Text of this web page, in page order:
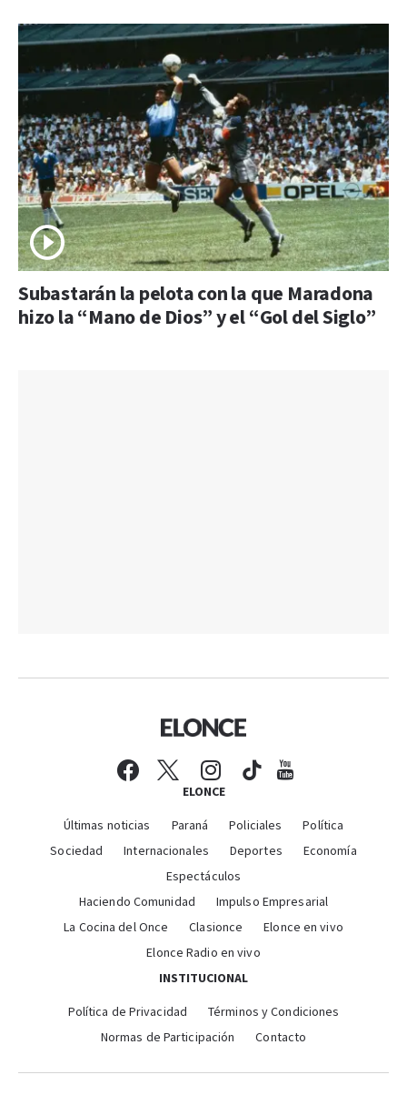
Subastarán la pelota con la que Maradona
hizo la “Mano de Dios” y el “Gol del Siglo”
ELONCE
Últimas noticias Paraná Policiales
Política
Sociedad
Internacionales Deportes
Economía
Espectáculos
Haciendo Comunidad
Impulso Empresarial
La Cocina del Once
Clasionce
Elonce en vivo
Elonce Radio en vivo
INSTITUCIONAL
Política de Privacidad
Términos y Condiciones
Normas de Participación
Contacto